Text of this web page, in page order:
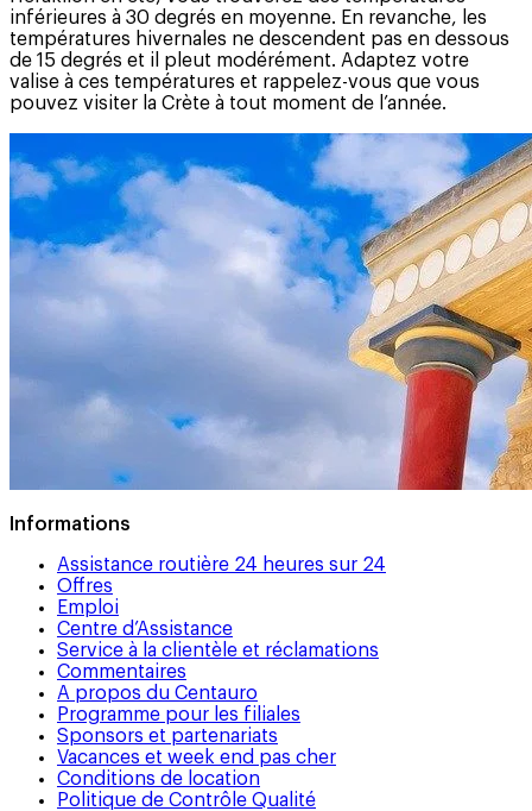
inférieures à 30 degrés en moyenne. En revanche, les
températures hivernales ne descendent pas en dessous
de 15 degrés et il pleut modérément. Adaptez votre
valise à ces températures et rappelez-vous que vous
pouvez visiter la Crète à tout moment de l’année.
Informations
Assistance routière 24 heures sur 24
Offres
Emploi
Centre d’Assistance
Service à la clientèle et réclamations
Commentaires
A propos du Centauro
Programme pour les filiales
Sponsors et partenariats
Vacances et week end pas cher
Conditions de location
Politique de Contrôle Qualité